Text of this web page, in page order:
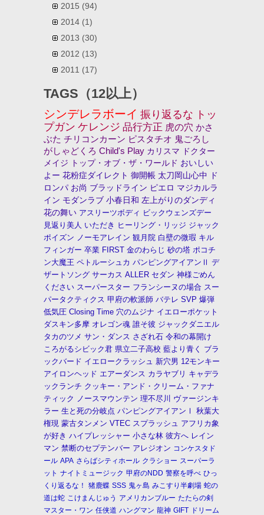
2015 (94)
2014 (1)
2013 (30)
2012 (13)
2011 (17)
TAGS（12以上）
シンデレラボーイ 振り返るな トッ
プガン ケレンジ 品行方正 虎の穴 かさ
ぶた チリコンカーン ピスタチオ 鬼ごろし
がしゃどくろ Child's Play カリスマ
ドクター
メイジ
トップ・オブ・ザ・ワールド おいしい
よー 花粉症ダイレクト 御開帳 太刀岡山心中
ド
ロンパ お尚 ブラッドライン ピエロ マジカルラ
イン モダンラブ 小春日和 左上がりのダンディ
花の舞い アスリーツボディ ビックウェンズデー
見返り美人 いただき ヒーリング・リッジ ジャック
ポイズン ノーモアレイン 観月院 白壁の微瑕 キル
フィンガー 卒業 FIRST 金のわらじ 砂の塔 ポコチ
ン大魔王 ペトルーシュカ パンピングアイアンⅡ デ
ザートソング サーカス ALLER セダン 神様ごめん
ください スーパースター フランシーヌの場合 スー
パータクティクス 甲府の軟派師 バテレ SVP 爆弾
低気圧 Closing Time 穴のムジナ イエローポケット
ダスキン多摩 オレゴン魂 誰そ彼 ジャックダニエル
タカのツメ サン・ダンス さざれ石 令和の幕開け
ころがるシビック君 県立二子高校 藍より青く ブラ
ックバード イエロークラッシュ 新穴男 12モンキー
アイロンヘッド エアーダンス カラヤブリ キャデラ
ックランチ クッキー・アンド・クリーム・ファナ
ティック
ノースマウンテン 理不尽川 ヴァージンキ
ラー 生と死の分岐点 パンピングアイアンⅠ
秋葉大
権現 蒙古タンメン VTEC スプラッシュ アフリカ象
が好き ハイプレッシャー 小さな林 彼方へ レイン
マン 禁断のセプテンバー アレジオン コンケスタド
ール APA さらばシティホール クラショー スーパーラ
ット ナイトミュージック 甲府のNDD 警察を呼べ ひっ
くり返るな！
猪鹿蝶 SSS 鬼ヶ島 みこすり半劇場 蛇の
道は蛇 こけまんじゅう アメリカンブルー たたらの剣
マスター・ワン 任侠道 ハングマン 龍神 GIFT ドリーム